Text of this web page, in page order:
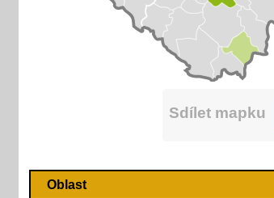
Sdílet mapku
Oblast